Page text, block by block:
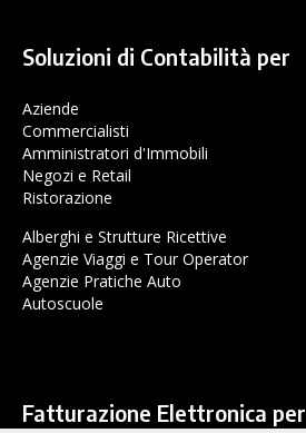
Soluzioni di Contabilità per
Aziende
Commercialisti
Amministratori d'Immobili
Negozi e Retail
Ristorazione
Alberghi e Strutture Ricettive
Agenzie Viaggi e Tour Operator
Agenzie Pratiche Auto
Autoscuole
Fatturazione Elettronica per